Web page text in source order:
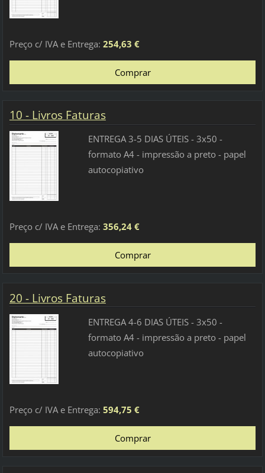
Preço c/ IVA e Entrega: 254,63 €
10 - Livros Faturas
ENTREGA 3-5 DIAS ÚTEIS - 3x50 -
formato A4 - impressão a preto - papel
autocopiativo
Preço c/ IVA e Entrega: 356,24 €
20 - Livros Faturas
ENTREGA 4-6 DIAS ÚTEIS - 3x50 -
formato A4 - impressão a preto - papel
autocopiativo
Preço c/ IVA e Entrega: 594,75 €